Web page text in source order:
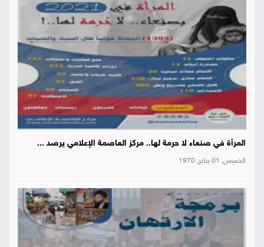
المرأة في صنعاء لا حرمة لها.. مركز العاصمة الإعلامي يرصد ...
الخميس, 01 يناير, 1970